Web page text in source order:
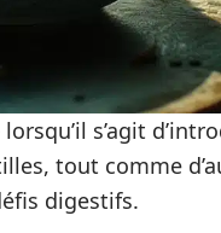
s’agit
tout comme
digestifs.